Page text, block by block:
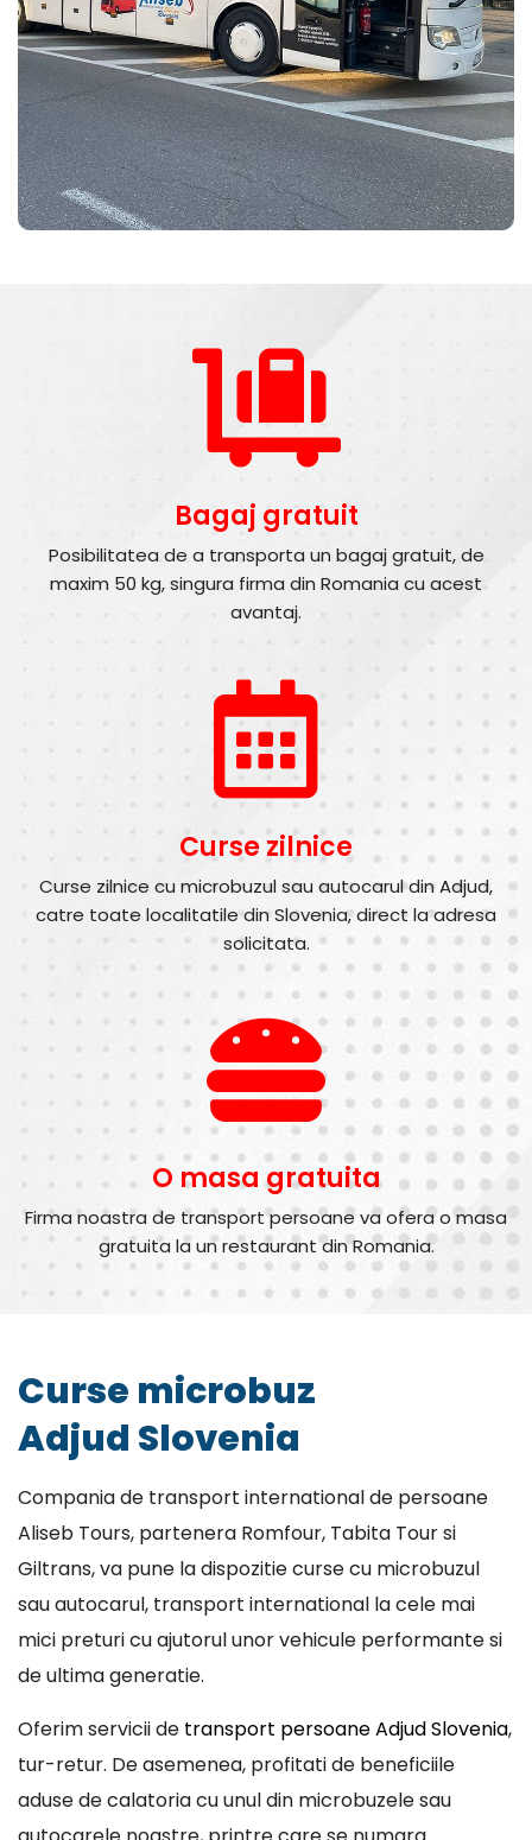
Bagaj gratuit
Posibilitatea de a transporta un bagaj gratuit, de
maxim 50 kg, singura firma din Romania cu acest
avantaj.
Curse zilnice
Curse zilnice cu microbuzul sau autocarul din Adjud,
catre toate localitatile din Slovenia, direct la adresa
solicitata.
O masa gratuita
Firma noastra de transport persoane va ofera o masa
gratuita la un restaurant din Romania.
Curse microbuz
Adjud Slovenia
Compania de transport international de persoane
Aliseb Tours, partenera Romfour, Tabita Tour si
Giltrans, va pune la dispozitie curse cu microbuzul
sau autocarul, transport international la cele mai
mici preturi cu ajutorul unor vehicule performante si
de ultima generatie.
Oferim servicii de transport persoane Adjud Slovenia,
tur-retur. De asemenea, profitati de beneficiile
aduse de calatoria cu unul din microbuzele sau